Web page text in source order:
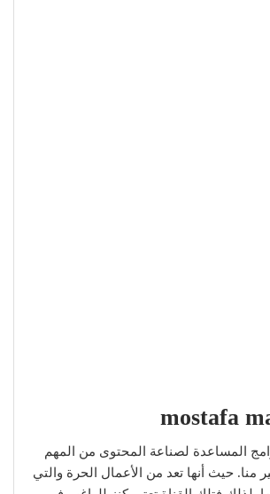
mostafa
المساعدة لصناعة المحتوى من المهم
منا. حيث أنها تعد من الأعمال الحرة والتي